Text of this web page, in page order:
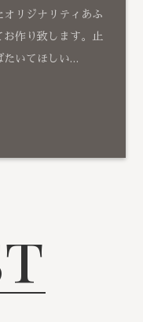
リジナリティあふ
作り致します。止
たいてほしい…